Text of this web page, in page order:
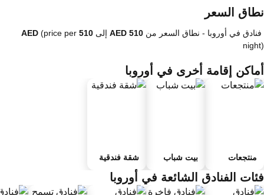
السعر
في أوروبا - نطاق السعرمن إلى
(price per
إقامة أخرى في أوروبا
منتجعات بيت شباب شقة فندقية
الفنادق الشائعة في أوروبا